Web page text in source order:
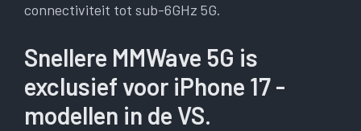
connectiviteit tot sub-6GHz 5G.
Snellere MMWave 5G is
exclusief voor iPhone 17 -
modellen in de VS.